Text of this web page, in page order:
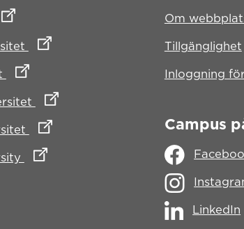
till annan webbplats
Länk till annan webbplats
Länk till annan webbplats
Länk till annan webbplats
Länk till annan webbplats
Länk till annan webbplats
Om
Tillgänglighet
Inloggning
Campus
LinkedIn